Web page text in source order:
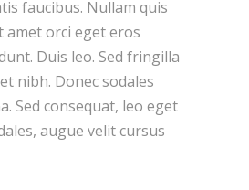
faucibus. Nullam quis
amet orci eget eros
Duis leo. Sed fringilla
nibh. Donec sodales
Sed consequat, leo eget
augue velit cursus